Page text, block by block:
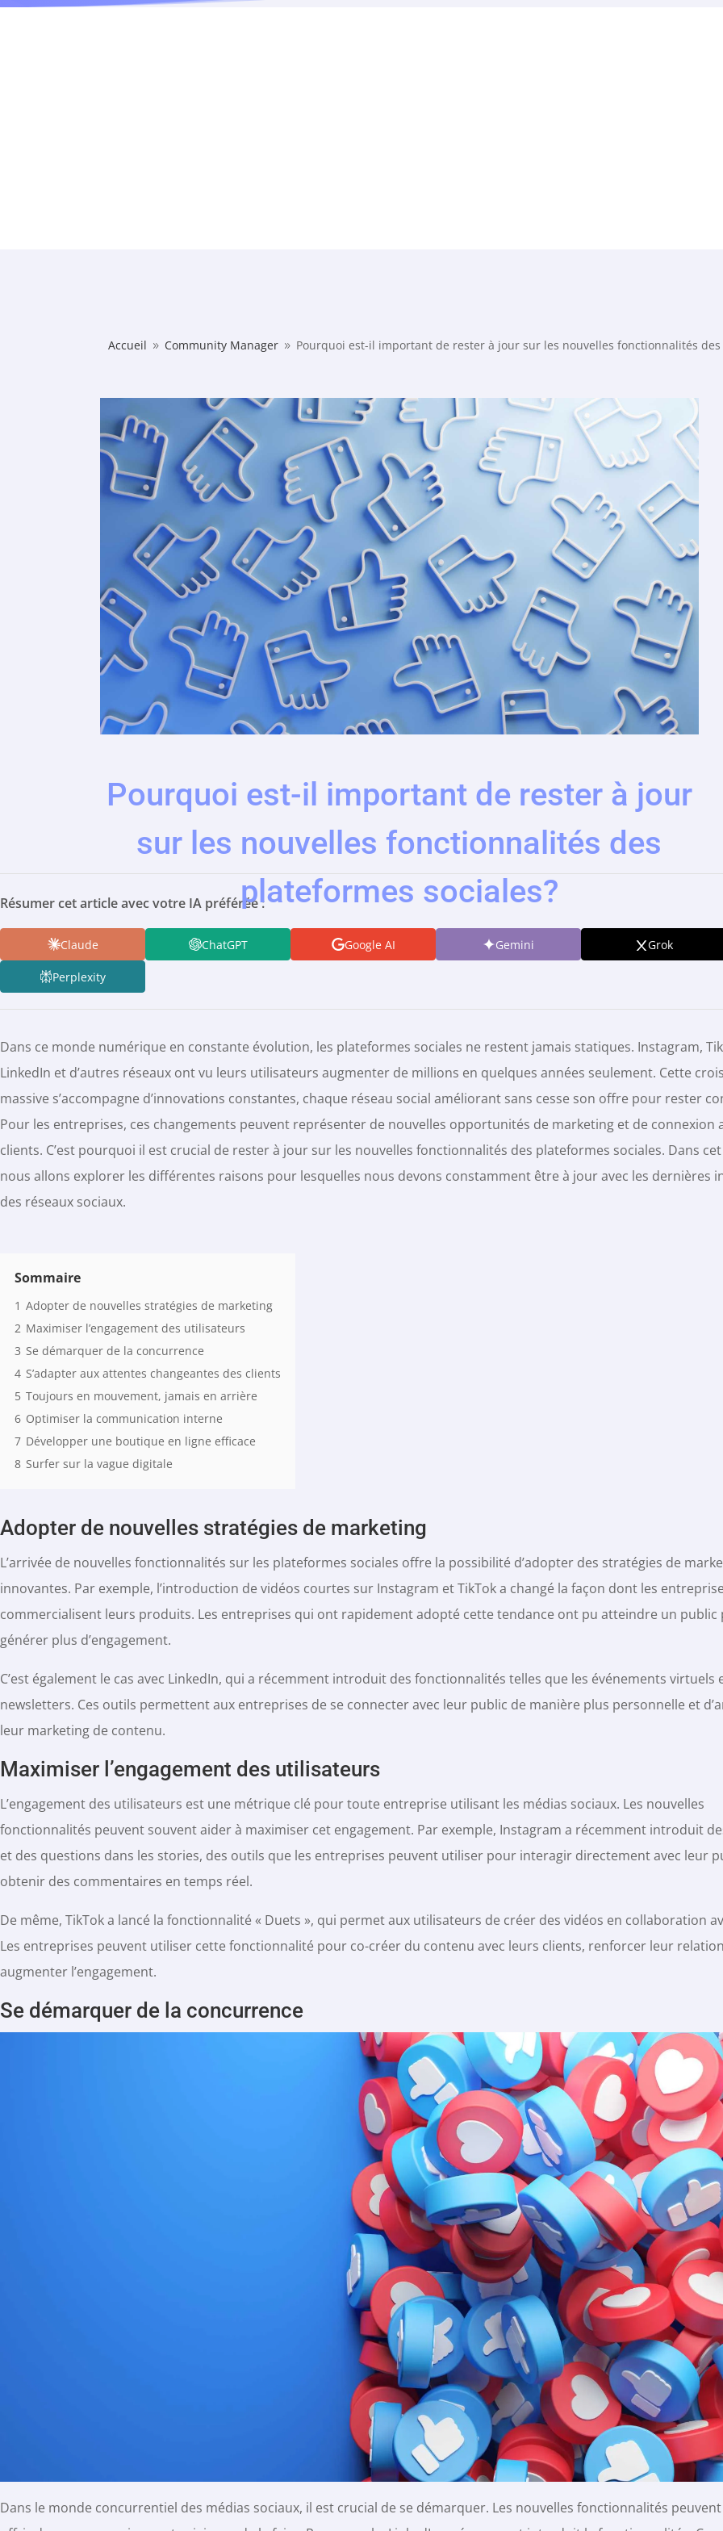
Accueil 9 Community Manager 9 Pourquoi est-il important de rester à jour sur les nouvelles fonctionnalités des
Pourquoi est-il important de rester à jour
sur les nouvelles fonctionnalités des
plateformes sociales?
Résumer cet article avec votre IA préférée :
Claude ChatGPT Google AI Gemini Grok
Perplexity
Dans ce monde numérique en constante évolution, les plateformes sociales ne restent jamais statiques. Instagram,
LinkedIn et d’autres réseaux ont vu leurs utilisateurs augmenter de millions en quelques années seulement. Cette
massive s’accompagne d’innovations constantes, chaque réseau social améliorant sans cesse son offre pour rester
Pour les entreprises, ces changements peuvent représenter de nouvelles opportunités de marketing et de connexion
clients. C’est pourquoi il est crucial de rester à jour sur les nouvelles fonctionnalités des plateformes sociales. Dans
nous allons explorer les différentes raisons pour lesquelles nous devons constamment être à jour avec les dernières
des réseaux sociaux.
Sommaire
1 Adopter de nouvelles stratégies de marketing
2 Maximiser l’engagement des utilisateurs
3 Se démarquer de la concurrence
4 S’adapter aux attentes changeantes des clients
5 Toujours en mouvement, jamais en arrière
6 Optimiser la communication interne
7 Développer une boutique en ligne efficace
8 Surfer sur la vague digitale
Adopter de nouvelles stratégies de marketing
L’arrivée de nouvelles fonctionnalités sur les plateformes sociales offre la possibilité d’adopter des stratégies de
innovantes. Par exemple, l’introduction de vidéos courtes sur Instagram et TikTok a changé la façon dont les
commercialisent leurs produits. Les entreprises qui ont rapidement adopté cette tendance ont pu atteindre un public
générer plus d’engagement.
C’est également le cas avec LinkedIn, qui a récemment introduit des fonctionnalités telles que les événements virtuels
newsletters. Ces outils permettent aux entreprises de se connecter avec leur public de manière plus personnelle et
leur marketing de contenu.
Maximiser l’engagement des utilisateurs
L’engagement des utilisateurs est une métrique clé pour toute entreprise utilisant les médias sociaux. Les nouvelles
fonctionnalités peuvent souvent aider à maximiser cet engagement. Par exemple, Instagram a récemment introduit
et des questions dans les stories, des outils que les entreprises peuvent utiliser pour interagir directement avec leur
obtenir des commentaires en temps réel.
De même, TikTok a lancé la fonctionnalité « Duets », qui permet aux utilisateurs de créer des vidéos en collaboration
Les entreprises peuvent utiliser cette fonctionnalité pour co-créer du contenu avec leurs clients, renforcer leur
augmenter l’engagement.
Se démarquer de la concurrence
Dans le monde concurrentiel des médias sociaux, il est crucial de se démarquer. Les nouvelles fonctionnalités